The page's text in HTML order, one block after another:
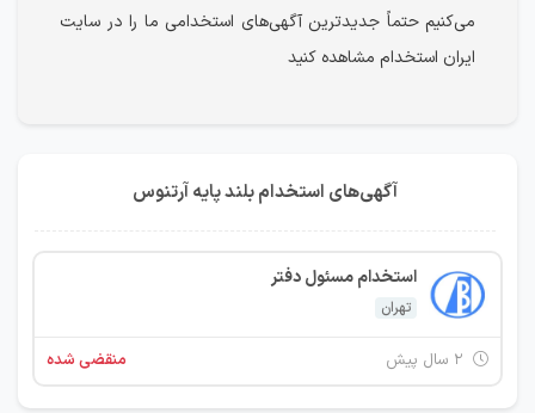
می‌کنیم حتماً جدیدترین آگهی‌های استخدامی ما را در سایت
ایران استخدام مشاهده کنید
آگهی‌های استخدام بلند پایه آرتنوس
استخدام مسئول دفتر
تهران
منقضی شده